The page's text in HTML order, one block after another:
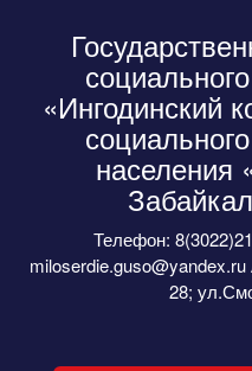
«Ингодинский
населения
Телефон:
28;